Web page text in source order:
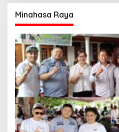
Minahasa Raya